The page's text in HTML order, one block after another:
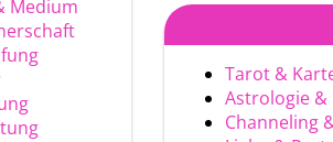
Medium
Tarot &
Astrologie
Channeling